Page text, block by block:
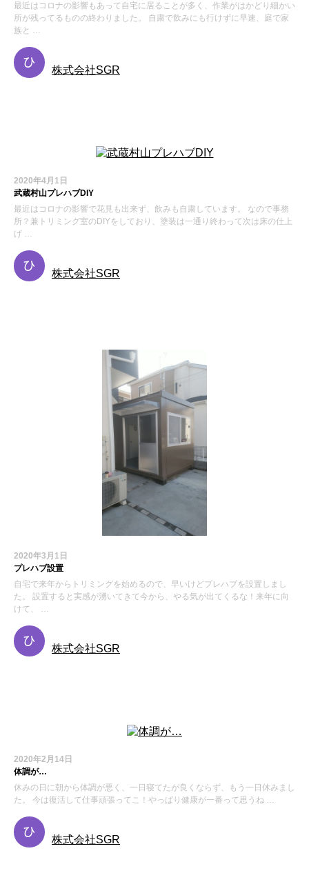
最近はコロナの影響もあって自宅に居ることが多く、作業がはかどり細かい
所が残ってるものの終わりました。 自粛で飲みにも行けずに早速、庭で家
族と …
株式会社SGR
2020年4月1日
武蔵村山プレハブDIY
最近はコロナの影響で花見も出来ず、飲みも自粛しています。 なので事務
所？兼トリミング室のDIYをしており、塗装は一通り終わって次は床の仕上
げ …
株式会社SGR
2020年3月1日
プレハブ設置
自宅で来年からトリミングを始めるので、早いけどプレハブを設置しまし
た。 設置すると実感が湧いてきて今から、やる気が出てくるな！来年に向
けて、 …
株式会社SGR
2020年2月14日
体調が…
休みの日に朝から体調が悪く、一日寝てたが良くならず、もう一日休みまし
た。 今は復活して仕事頑張ってこ！やっぱり健康が一番って思うね …
株式会社SGR